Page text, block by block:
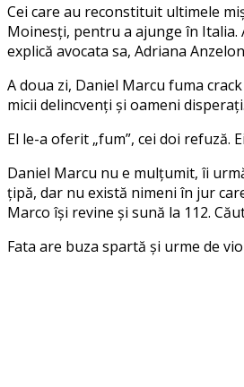
Cei care au reconstituit ultimele
Moinesți, pentru a ajunge în
explică avocata sa, Adriana
A doua zi, Daniel Marcu fuma
micii delincvenți și oameni
El le-a oferit „fum”, cei doi refuză.
Daniel Marcu nu e mulțumit, îi
țipă, dar nu există nimeni în jur
Marco își revine și sună la 112.
Fata are buza spartă și urme de